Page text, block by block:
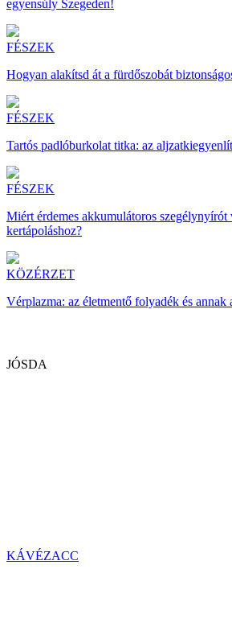
egyensúly Szegeden!
FÉSZEK
Hogyan alakítsd át a fürdőszobát
FÉSZEK
Tartós padlóburkolat titka: az
FÉSZEK
Miért érdemes akkumulátoros szegélynyírót
kertápoláshoz?
KÖZÉRZET
Vérplazma: az életmentő folyadék és annak
JÓSDA
KÁVÉZACC